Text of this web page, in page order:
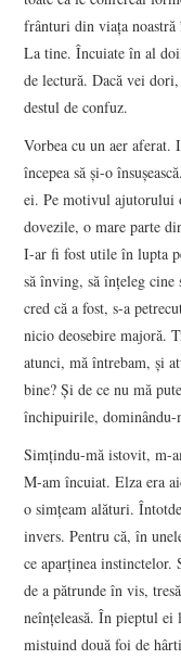
frânturi din viaţa
La tine. Încuiate în al
de lectură. Dacă vei
destul de confuz.
Vorbea cu un aer aferat.
începea să şi-o
ei. Pe motivul ajutorului
dovezile, o mare parte
I-ar fi fost utile în lupta
să înving, să înţeleg cine
cred că a fost, s-a
nicio deosebire majoră.
atunci, mă întrebam, şi
bine? Şi de ce nu mă
închipuirile, dominându-
Simţindu-mă istovit, m-
M-am încuiat. Elza era
o simţeam alături.
invers. Pentru că, în
ce aparţinea
de a pătrunde în vis,
neînţeleasă. În pieptul
mistuind două foi de